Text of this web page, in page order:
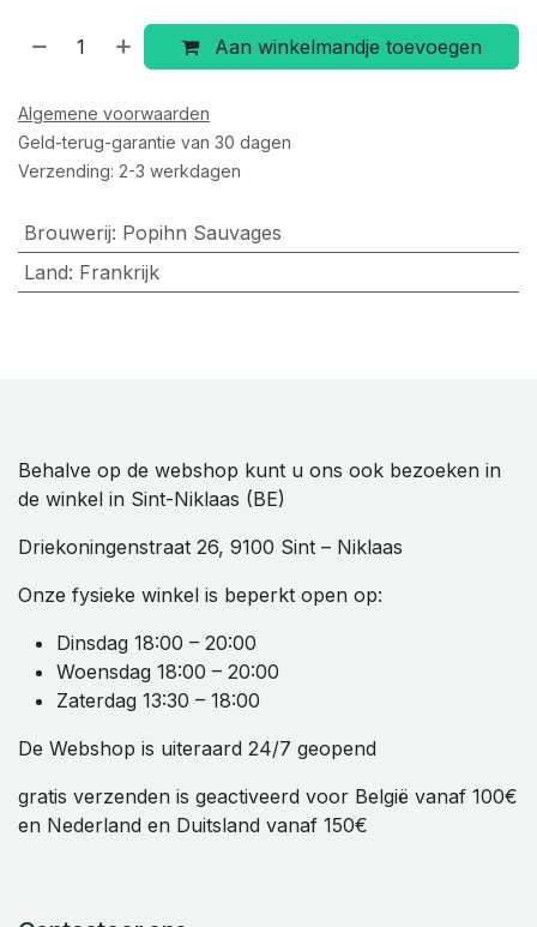
Aan winkelmandje toevoegen
Algemene voorwaarden
Geld-terug-garantie van 30 dagen
Verzending: 2-3 werkdagen
Brouwerij: Popihn Sauvages
Land: Frankrijk
Behalve op de webshop kunt u ons ook bezoeken in
de winkel in Sint-Niklaas (BE)
Driekoningenstraat 26, 9100 Sint – Niklaas
Onze fysieke winkel is beperkt open op:
Dinsdag 18:00 – 20:00
Woensdag 18:00 – 20:00
Zaterdag 13:30 – 18:00
De Webshop is uiteraard 24/7 geopend
gratis verzenden is geactiveerd voor België vanaf 100€
en Nederland en Duitsland vanaf 150€